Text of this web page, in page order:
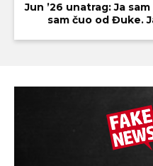
Jun ’26 unatrag: Ja
sam čuo od Đuke.